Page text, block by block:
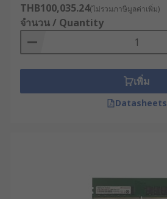
THB100,035.24(ไม่รวมภาษีมูลค่าเพิ่ม)
จำนวน / Quantity
เพิ่ม
Datasheets